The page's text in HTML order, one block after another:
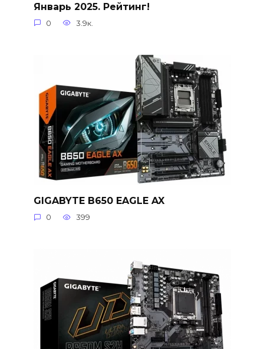
Январь 2025. Рейтинг!
0 3.9к.
GIGABYTE B650 EAGLE AX
0 399